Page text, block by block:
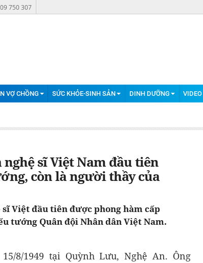
750 307
VỢ CHỒNG SỨC KHỎE-SINH SẢN DINH DƯỠNG VIDEO
sĩ Việt Nam đầu tiên
còn là người thầy của
sĩ Việt đầu tiên được phong hàm cấp
tướng Quân đội Nhân dân Việt Nam.
8/1949 tại Quỳnh Lưu, Nghệ An. Ông